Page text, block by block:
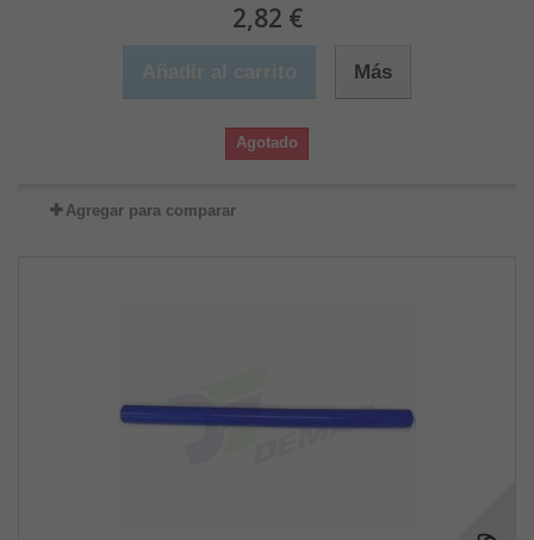
2,82 €
Más
Agotado
Agregar para comparar